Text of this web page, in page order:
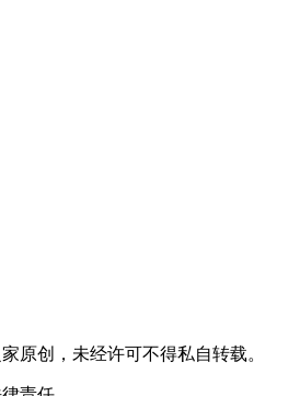
原创，未经许可不得私自转载。